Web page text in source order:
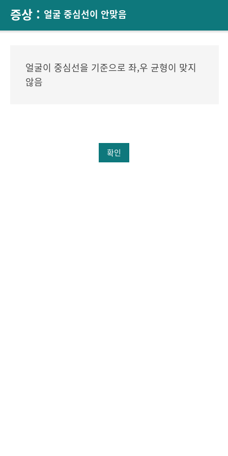
증상 : 얼굴 중심선이 안맞음
얼굴이 중심선을 기준으로 좌,우 균형이 맞지
않음
확인